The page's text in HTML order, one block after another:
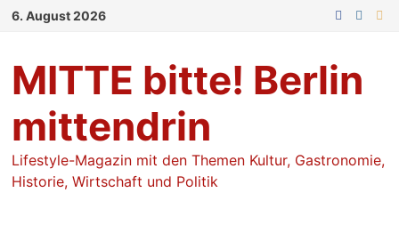
Zum
6. August 2026
MITTE bitte! Berlin
mittendrin
Lifestyle-Magazin mit den Themen Kultur, Gastronomie,
Historie, Wirtschaft und Politik